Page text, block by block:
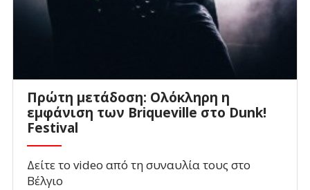
Πρώτη μετάδοση: Ολόκληρη η
εμφάνιση των Briqueville στο Dunk!
Festival
Δείτε το video από τη συναυλία τους στο
Βέλγιο